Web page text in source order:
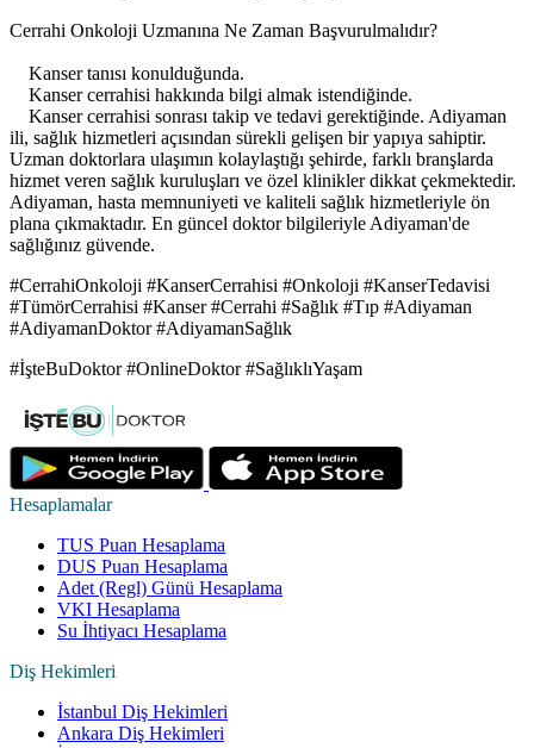
Cerrahi Onkoloji Uzmanına Ne Zaman Başvurulmalıdır?
Kanser tanısı konulduğunda.
Kanser cerrahisi hakkında bilgi almak istendiğinde.
Kanser cerrahisi sonrası takip ve tedavi gerektiğinde. Adiyaman
ili, sağlık hizmetleri açısından sürekli gelişen bir yapıya sahiptir.
Uzman doktorlara ulaşımın kolaylaştığı şehirde, farklı branşlarda
hizmet veren sağlık kuruluşları ve özel klinikler dikkat çekmektedir.
Adiyaman, hasta memnuniyeti ve kaliteli sağlık hizmetleriyle ön
plana çıkmaktadır. En güncel doktor bilgileriyle Adiyaman'de
sağlığınız güvende.
#CerrahiOnkoloji #KanserCerrahisi #Onkoloji #KanserTedavisi
#TümörCerrahisi #Kanser #Cerrahi #Sağlık #Tıp #Adiyaman
#AdiyamanDoktor #AdiyamanSağlık
#İşteBuDoktor #OnlineDoktor #SağlıklıYaşam
Hesaplamalar
TUS Puan Hesaplama
DUS Puan Hesaplama
Adet (Regl) Günü Hesaplama
VKI Hesaplama
Su İhtiyacı Hesaplama
Diş Hekimleri
İstanbul Diş Hekimleri
Ankara Diş Hekimleri